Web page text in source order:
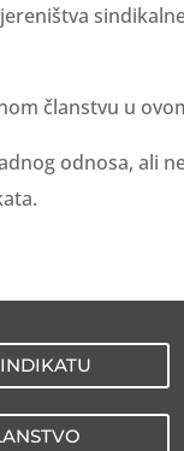
članstvu u
odnosa, ali